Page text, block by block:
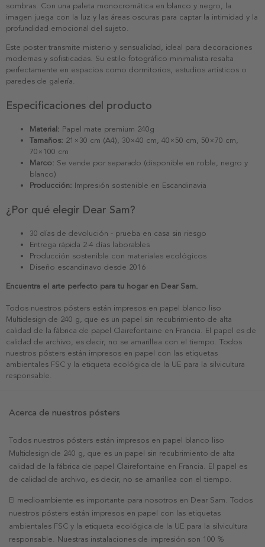
sombras. Con una paleta monocromática en blanco y negro, la
imagen juega con la luz y las áreas oscuras para captar la intimidad y la
profundidad emocional del sujeto.
Este poster transmite misterio y sensualidad, ideal para decoraciones
modernas y sofisticadas. Su estilo fotográfico minimalista resalta
perfectamente en espacios como dormitorios, estudios artísticos o
paredes de galería.
Especificaciones del producto
Material: Papel mate premium 240g
Tamaños: 21×30 cm (A4), 30×40 cm, 40×50 cm, 50×70 cm,
70×100 cm
Marco: Se vende por separado (disponible en roble, negro y
blanco)
Producción: Impresión sostenible en Escandinavia
¿Por qué elegir Dear Sam?
30 días de devolución - prueba en casa sin riesgo
Entrega rápida 2-4 días laborables
Producción sostenible con materiales ecológicos
Diseño escandinavo desde 2016
Encuentra el arte perfecto para tu hogar en Dear Sam.
Todos nuestros pósters están impresos en papel blanco liso
Multidesign de 240 g, que es un papel sin recubrimiento de alta
calidad de la fábrica de papel Clairefontaine en Francia. El papel es de
calidad de archivo, es decir, no se amarillea con el tiempo. Todos
nuestros pósters están impresos en papel con las etiquetas
ambientales FSC y la etiqueta ecológica de la UE para la silvicultura
responsable.
Acerca de nuestros pósters
Todos nuestros pósters están impresos en papel blanco liso
Multidesign de 240 g, que es un papel sin recubrimiento de alta
calidad de la fábrica de papel Clairefontaine en Francia. El papel es
de calidad de archivo, es decir, no se amarillea con el tiempo.
El medioambiente es importante para nosotros en Dear Sam. Todos
nuestros pósters están impresos en papel con las etiquetas
ambientales FSC y la etiqueta ecológica de la UE para la silvicultura
responsable. Nuestras instalaciones de impresión son 100 %